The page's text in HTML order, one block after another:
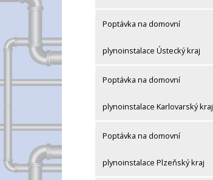
Poptávka na domovní
plynoinstalace Ústecký kraj
Poptávka na domovní
plynoinstalace Karlovarský kraj
Poptávka na domovní
plynoinstalace Plzeňský kraj